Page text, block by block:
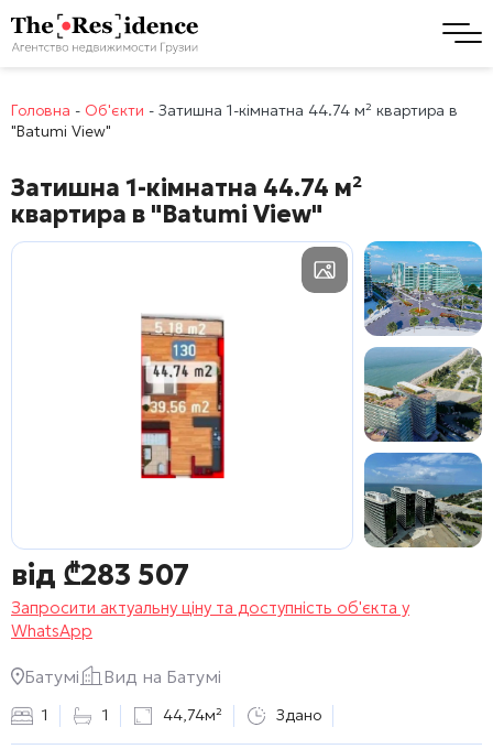
Головна - Об'єкти - Затишна 1-кімнатна 44.74 м² квартира в
"Batumi View"
Затишна 1-кімнатна 44.74 м²
квартира в "Batumi View"
від ₾283 507
Запросити актуальну ціну та доступність об'єкта у
WhatsApp
Батумі Вид на Батумі
1 1 44,74м² Здано